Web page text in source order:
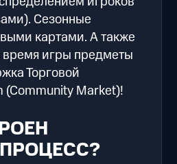
Сезонные
картами. А также
игры предметы
Торговой
Market)!